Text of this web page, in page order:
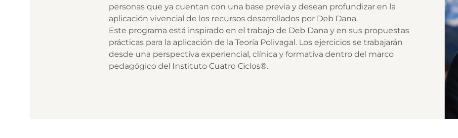
personas que ya cuentan con una base previa y desean profundizar en la
aplicación vivencial de los recursos desarrollados por Deb Dana.
Este programa está inspirado en el trabajo de Deb Dana y en sus propuestas
prácticas para la aplicación de la Teoría Polivagal. Los ejercicios se trabajarán
desde una perspectiva experiencial, clínica y formativa dentro del marco
pedagógico del Instituto Cuatro Ciclos®.